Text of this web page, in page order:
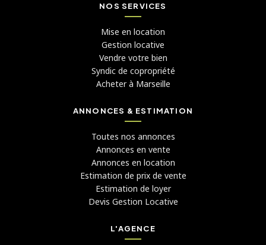
NOS SERVICES
Mise en location
Gestion locative
Vendre votre bien
Syndic de copropriété
Acheter à Marseille
ANNONCES & ESTIMATION
Toutes nos annonces
Annonces en vente
Annonces en location
Estimation de prix de vente
Estimation de loyer
Devis Gestion Locative
L'AGENCE